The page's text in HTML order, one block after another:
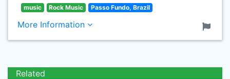
music Rock Music Passo Fundo, Brazil
More Information
Related